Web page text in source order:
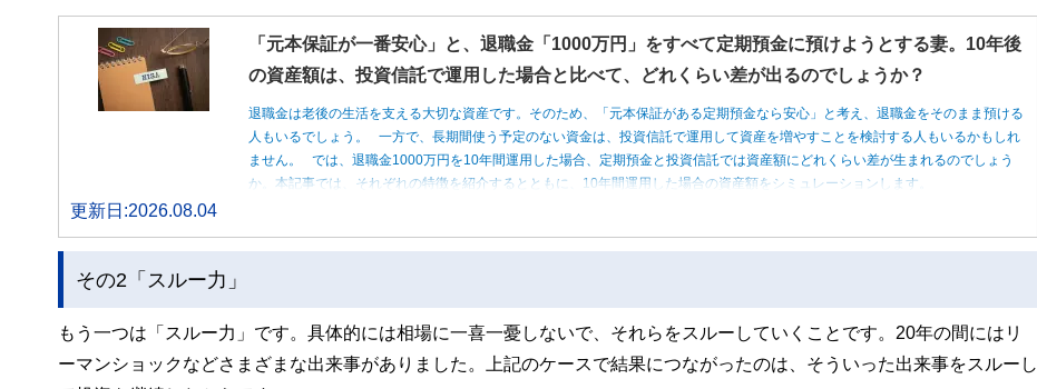
「元本保証が一番安心」と、退職金「1000万円」をすべて定期預金に預けようとする妻。10年後
の資産額は、投資信託で運用した場合と比べて、どれくらい差が出るのでしょうか？
退職金は老後の生活を支える大切な資産です。そのため、「元本保証がある定期預金なら安心」と考え、退職金をそのまま預ける
人もいるでしょう。 一方で、長期間使う予定のない資金は、投資信託で運用して資産を増やすことを検討する人もいるかもしれ
ません。 では、退職金1000万円を10年間運用した場合、定期預金と投資信託では資産額にどれくらい差が生まれるのでしょう
か。本記事では、それぞれの特徴を紹介するとともに、10年間運用した場合の資産額をシミュレーションします。
更新日:2026.08.04
その2「スルー力」
もう一つは「スルー力」です。具体的には相場に一喜一憂しないで、それらをスルーしていくことです。20年の間にはリ
ーマンショックなどさまざまな出来事がありました。上記のケースで結果につながったのは、そういった出来事をスルーし